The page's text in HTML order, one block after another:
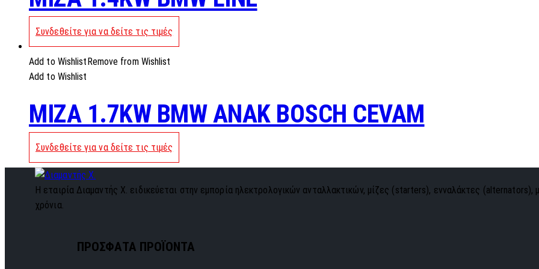
Συνδεθείτε για να δείτε τις τιμές
Add to WishlistRemove from Wishlist
Add to Wishlist
MIZA 1.7KW BMW ANAK BOSCH CEVAM
Συνδεθείτε για να δείτε τις τιμές
Η εταιρία Διαμαντής Χ. ειδικεύεται στην εμπορία ηλεκτρολογικών ανταλλακτικών, μίζες (starters), ενναλάκτες (alternators),
χρόνια.
ΠΡΟΣΦΑΤΑ ΠΡΟΪΟΝΤΑ